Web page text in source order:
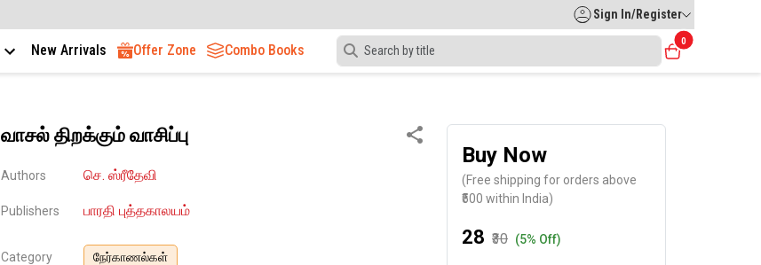
Sign In/Register
New Arrivals Offer Zone Combo Books
0
வாசல் திறக்கும் வாசிப்பு
Authors செ. ஸ்ரீதேவி
Publishers பாரதி புத்தகாலயம்
Category நேர்காணல்கள்
Buy Now
(Free shipping for orders above
₹500 within India)
₹28 ₹30 (5% Off)